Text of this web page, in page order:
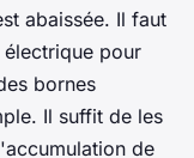
abaissée. Il faut
pour
bornes
Il suffit de les
de